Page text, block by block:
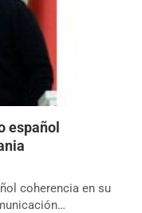
español
coherencia en su